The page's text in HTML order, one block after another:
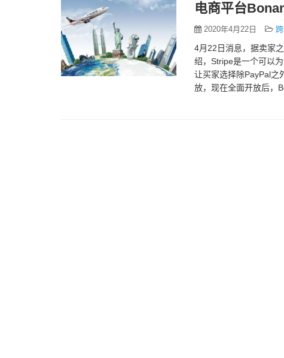
电商平台
2020年4月22日
4月22日消息，据卖家
绍，Stripe是一个可以
让买家选择除PayPal之
放，现在全面开放后，